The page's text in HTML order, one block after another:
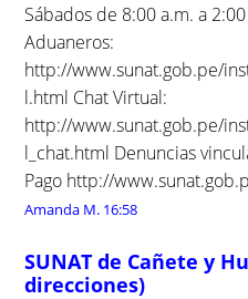
Sábados de 8:00 a.m. a
Aduaneros:
http://www.sunat.gob.pe/
l.html Chat Virtual:
http://www.sunat.gob.pe/
l_chat.html Denuncias
Pago http://
Amanda M. 16:58
SUNAT de Cañete y
direcciones)